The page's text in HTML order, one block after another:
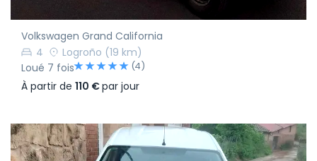
Volkswagen Grand California
4
Logroño (19 km)
Loué 7 fois
(4)
À partir de 110 €par jour